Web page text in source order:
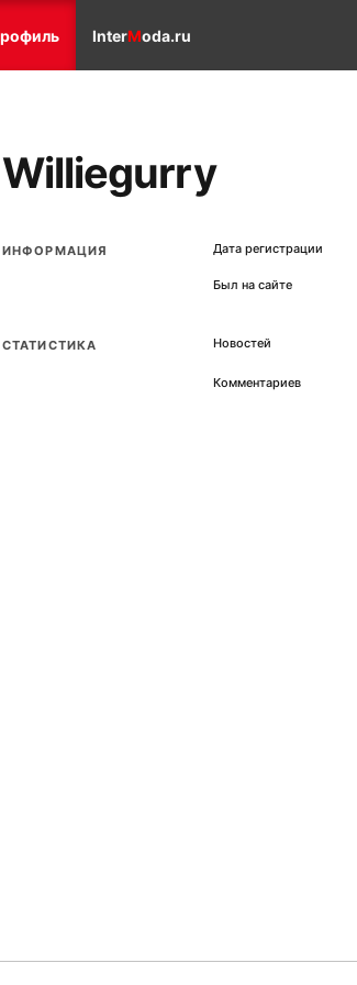
InterModa.ru
Williegurry
ИНФОРМАЦИЯ Дата регистрации
Был на сайте
СТАТИСТИКА Новостей
Комментариев